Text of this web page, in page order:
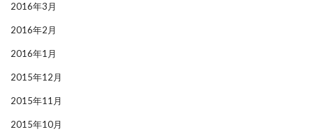
2016年3月
2016年2月
2016年1月
2015年12月
2015年11月
2015年10月